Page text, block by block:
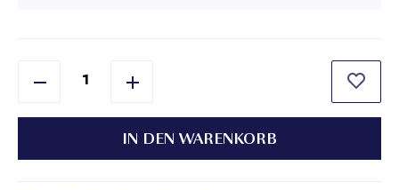
IN DEN WARENKORB